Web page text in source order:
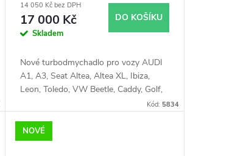
14 050 Kč bez DPH
17 000 Kč
Skladem
DO KOŠÍKU
Nové turbodmychadlo pro vozy AUDI
A1, A3, Seat Altea, Altea XL, Ibiza,
Leon, Toledo, VW Beetle, Caddy, Golf,
Kód: 5834
NOVÉ